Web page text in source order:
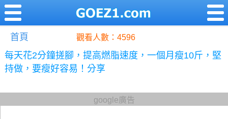
首頁 觀看人數：4596
每天花2分鐘搓腳，提高燃脂速度，一個月瘦10斤，堅
持做，要瘦好容易！分享
google廣告